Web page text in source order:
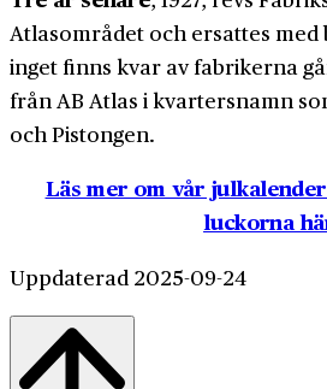
Atlasområdet och ersattes med
inget finns kvar av fabrikerna
från AB Atlas i kvartersnamn
och Pistongen.
Läs mer om vår
luckorna
Uppdaterad 2025-09-24